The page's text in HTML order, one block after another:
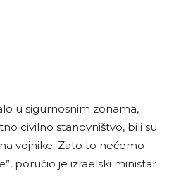
u sigurnosnim zonama,
civilno stanovništvo, bili su
vojnike. Zato to nećemo
poručio je izraelski ministar